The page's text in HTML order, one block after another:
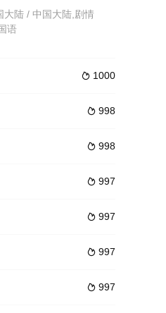
不同，遇事常常意见不
大陆 / 中国大陆,剧情
语
 1000
 998
 998
 997
 997
 997
 997